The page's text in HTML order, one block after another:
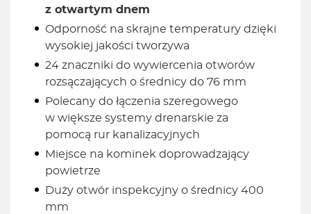
z otwartym dnem
Odporność na skrajne temperatury dzięki
wysokiej jakości tworzywa
24 znaczniki do wywiercenia otworów
rozsączających o średnicy do 76 mm
Polecany do łączenia szeregowego
w większe systemy drenarskie za
pomocą rur kanalizacyjnych
Miejsce na kominek doprowadzający
powietrze
Duży otwór inspekcyjny o średnicy 400
mm